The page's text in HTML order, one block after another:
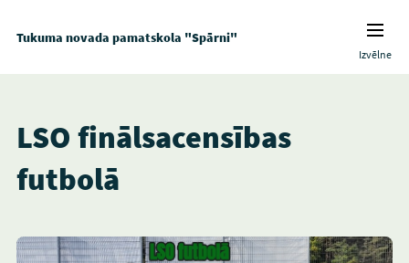
Tukuma novada pamatskola "Spārni"
Izvēlne
LSO finālsacensības
futbolā